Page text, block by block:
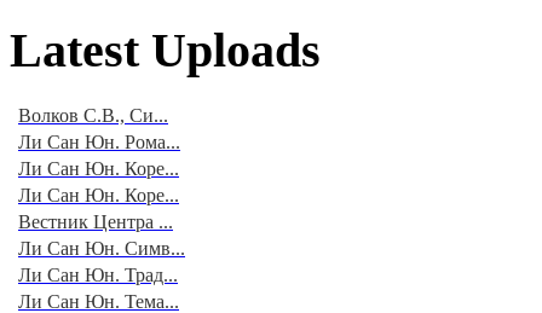
Latest Uploads
Волков С.В., Си...
Ли Сан Юн. Рома...
Ли Сан Юн. Коре...
Ли Сан Юн. Коре...
Вестник Центра ...
Ли Сан Юн. Симв...
Ли Сан Юн. Трад...
Ли Сан Юн. Тема...